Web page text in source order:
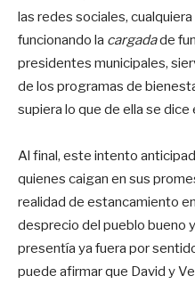
las redes sociales,
funcionando la cargadade
presidentes municipales,
de los programas de
supiera lo que de ella se dice
Al final, este intento
quienes caigan en sus
realidad de estancamiento
desprecio del pueblo bueno
presentía ya fuera por
puede afirmar que David y